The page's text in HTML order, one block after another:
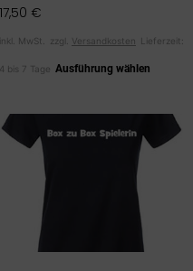
17,50 €
inkl. MwSt. zzgl. Versandkosten Lieferzeit:
4 bis 7 Tage Ausführung wählen